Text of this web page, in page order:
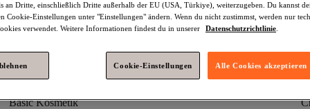
Makeup Lila Beauty NYX Professional Makeup Lila Make-up
Basic Kosmetik
an Dritte, einschließlich Dritte außerhalb der EU (USA, Türkiye), weiterzugeben. Du kannst
Cookie-Einstellungen unter "Einstellungen" ändern. Wenn du nicht zustimmst, werden nur
verwendet. Weitere Informationen findest du in unserer
Datenschutzrichtlinie
Cookie-Einstellungen Alle Cookies akzeptieren